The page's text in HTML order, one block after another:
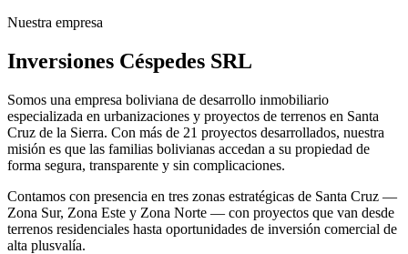
Nuestra empresa
Inversiones Céspedes SRL
Somos una empresa boliviana de desarrollo inmobiliario
especializada en urbanizaciones y proyectos de terrenos en Santa
Cruz de la Sierra. Con más de 21 proyectos desarrollados, nuestra
misión es que las familias bolivianas accedan a su propiedad de
forma segura, transparente y sin complicaciones.
Contamos con presencia en tres zonas estratégicas de Santa Cruz —
Zona Sur, Zona Este y Zona Norte — con proyectos que van desde
terrenos residenciales hasta oportunidades de inversión comercial de
alta plusvalía.